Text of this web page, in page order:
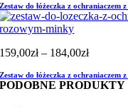
od
159,00zł
Zestaw do łóżeczka z ochraniaczem
159,00zł – 184,00złZakres
od
159,00zł
Zestaw do łóżeczka z ochraniaczem
PODOBNE PRODUKTY